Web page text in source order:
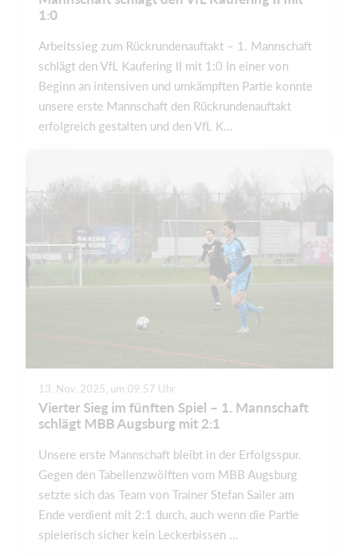
1:0
Arbeitssieg zum Rückrundenauftakt – 1. Mannschaft
schlägt den VfL Kaufering II mit 1:0 In einer von
Beginn an intensiven und umkämpften Partie konnte
unsere erste Mannschaft den Rückrundenauftakt
erfolgreich gestalten und den VfL K...
13. Nov. 2025, um 09.57 Uhr
Vierter Sieg im fünften Spiel – 1. Mannschaft
schlägt MBB Augsburg mit 2:1
Unsere erste Mannschaft bleibt in der Erfolgsspur.
Gegen den Tabellenzwölften vom MBB Augsburg
setzte sich das Team von Trainer Stefan Sailer am
Ende verdient mit 2:1 durch, auch wenn die Partie
spielerisch sicher kein Leckerbissen ...